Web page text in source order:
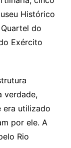
Histórico
do
Exército
verdade,
era utilizado
por ele. A
Rio